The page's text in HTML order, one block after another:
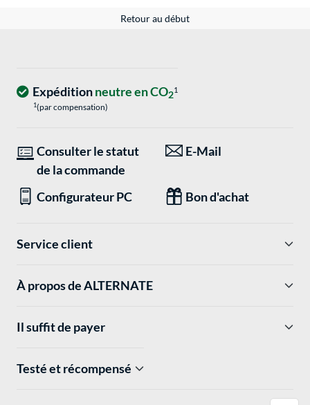
Retour au début
Expéditionneutre en CO21
1(par compensation)
Consulter le statut
de la commande
E-Mail
Configurateur PC Bon d'achat
Service client
À propos de ALTERNATE
Il suffit de payer
Testé et récompensé